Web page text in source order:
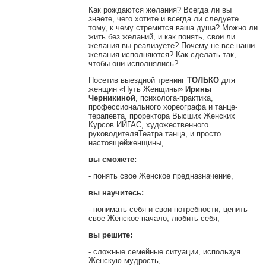
Как рождаются желания? Всегда ли вы
знаете, чего хотите и всегда ли следуете
тому, к чему стремится ваша душа? Можно ли
жить без желаний, и как понять, свои ли
желания вы реализуете? Почему не все наши
желания исполняются? Как сделать так,
чтобы они исполнялись?
Посетив выездной тренинг ТОЛЬКОдля
женщин «Путь Женщины» Ирины
Черникиной , психолога-практика,
профессионального хореографа и танце-
терапевта, проректора Высших Женских
Курсов ИЙГАС, художественного
руководителяТеатра танца, и просто
настоящейженщины,
вы сможете:
- понять свое Женское предназначение,
вы научитесь:
- понимать себя и свои потребности, ценить
свое Женское начало, любить себя,
вы решите:
- сложные семейные ситуации, используя
Женскую мудрость,